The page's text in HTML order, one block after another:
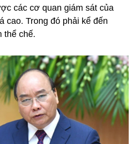
các cơ quan giám sát của
cao. Trong đó phải kể đến
thể chế.